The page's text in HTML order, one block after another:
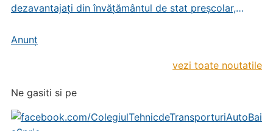
dezavantajați din învățământul de stat preșcolar,
Anunț
vezi toate noutatile
Ne gasiti si pe